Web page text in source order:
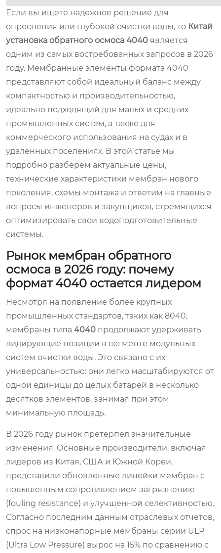
Если вы ищете надежное решение для
опреснения или глубокой очистки воды, то Китай
установка обратного осмоса 4040 является
одним из самых востребованных запросов в 2026
году. Мембранные элементы формата 4040
представляют собой идеальный баланс между
компактностью и производительностью,
идеально подходящий для малых и средних
промышленных систем, а также для
коммерческого использования на судах и в
удаленных поселениях. В этой статье мы
подробно разберем актуальные цены,
технические характеристики мембран нового
поколения, схемы монтажа и ответим на главные
вопросы инженеров и закупщиков, стремящихся
оптимизировать свои водоподготовительные
системы.
Рынок мембран обратного
осмоса в 2026 году: почему
формат 4040 остается лидером
Несмотря на появление более крупных
промышленных стандартов, таких как 8040,
мембраны типа 4040 продолжают удерживать
лидирующие позиции в сегменте модульных
систем очистки воды. Это связано с их
универсальностью: они легко масштабируются от
одной единицы до целых батарей в несколько
десятков элементов, занимая при этом
минимальную площадь.
В 2026 году рынок претерпел значительные
изменения. Основные производители, включая
лидеров из Китая, США и Южной Кореи,
представили обновленные линейки мембран с
повышенным сопротивлением загрязнению
(fouling resistance) и улучшенной селективностью.
Согласно последним данным отраслевых отчетов,
спрос на низконапорные мембраны серии ULP
(Ultra Low Pressure) вырос на 15% по сравнению с